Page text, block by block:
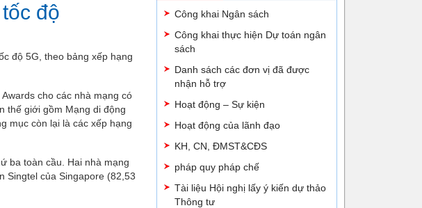
độ
độ 5G, theo bảng xếp hạng
cho các nhà mạng có
thế giới gồm Mạng di động
mục còn lại là các xếp hạng
ba toàn cầu. Hai nhà mạng
Singtel của Singapore (82,53
Công khai Ngân sách
Công khai thực hiện Dự toán ngân
sách
Danh sách các đơn vị đã được
nhận hỗ trợ
Hoạt động – Sự kiện
Hoạt động của lãnh đạo
KH, CN, ĐMST&CĐS
pháp quy pháp chế
Tài liệu Hội nghị lấy ý kiến dự thảo
Thông tư